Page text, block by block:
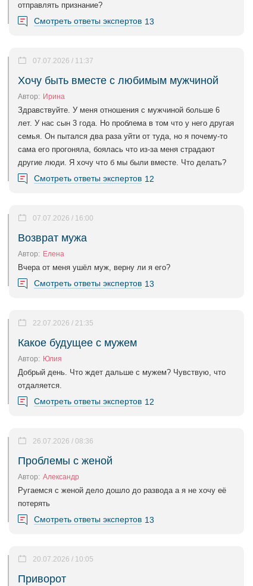
отправлять признание?
Смотреть ответы экспертов 13
Хочу быть вместе с любимым мужчиной
07.07.2026 / 11:37
Автор: Ирина
Здравствуйте. У меня отношения с мужчиной больше 6
лет. У нас сын 3 года. Но проблема в том что у него другая
семья. Он пытался два раза уйти от туда, но я почему-то
сама его прогоняла, боялась что из-за меня страдают
другие люди. Я хочу что б мы были вместе. Что делать?
Смотреть ответы экспертов 12
Возврат мужа
07.07.2026 / 16:00
Автор: Елена
Вчера от меня ушёл муж, верну ли я его?
Смотреть ответы экспертов 13
Какое будущее с мужем
22.07.2026 / 21:35
Автор: Юлия
Добрый день. Что ждет дальше с мужем? Чувствую, что
отдаляется.
Смотреть ответы экспертов 12
Проблемы с женой
26.07.2026 / 08:36
Автор: Александр
Ругаемся с женой дело дошло до развода а я не хочу её
потерять
Смотреть ответы экспертов 13
Приворот
20.07.2026 / 10:05